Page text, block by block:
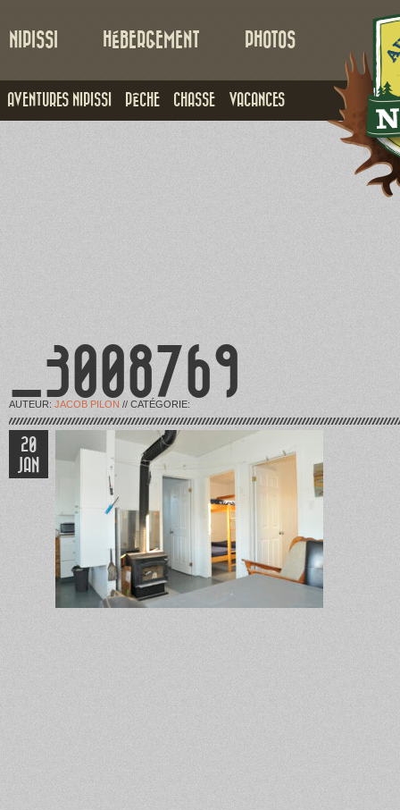
NIPISSI
AVENTURES NIPISSI PÊCHE CHASSE VACANCES
HÉBERGEMENT PHOTOS
_3008769
AUTEUR: JACOB PILON // CATÉGORIE:
20
JAN